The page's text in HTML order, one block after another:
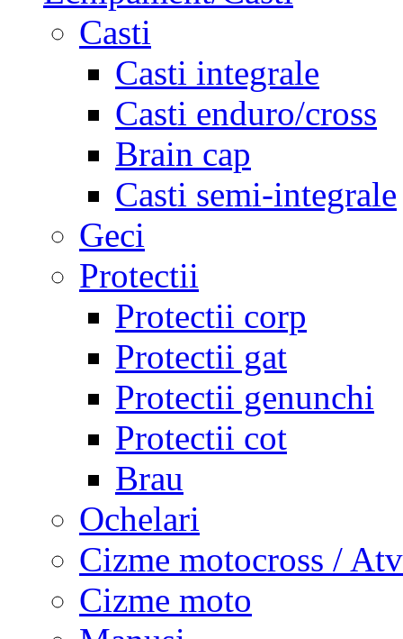
Casti
Casti integrale
Casti enduro/cross
Brain cap
Casti semi-integrale
Geci
Protectii
Protectii corp
Protectii gat
Protectii genunchi
Protectii cot
Brau
Ochelari
Cizme motocross / Atv
Cizme moto